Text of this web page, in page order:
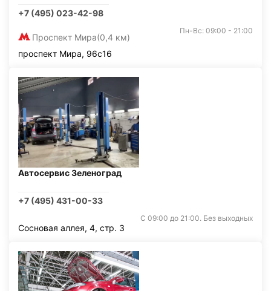
+7 (495) 023-42-98
Проспект Мира(0,4 км)
Пн-Вс: 09:00 - 21:00
проспект Мира, 96с16
Автосервис Зеленоград
+7 (495) 431-00-33
С 09:00 до 21:00. Без выходных
Сосновая аллея, 4, стр. 3